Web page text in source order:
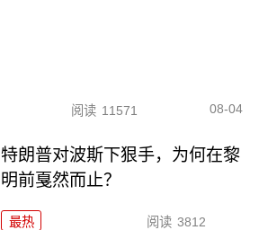
阅读 11571 08-04
特朗普对波斯下狠手，为何在黎
明前戛然而止？
最热 阅读 3812